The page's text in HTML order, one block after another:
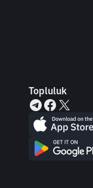
Topluluk